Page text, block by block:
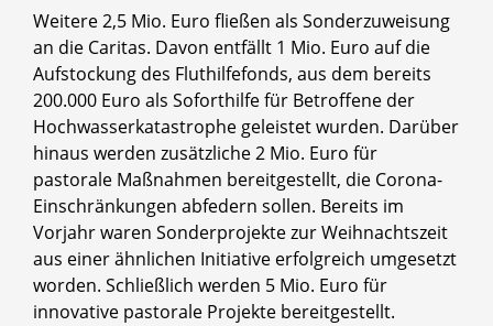
Weitere 2,5 Mio. Euro fließen als Sonderzuweisung
an die Caritas. Davon entfällt 1 Mio. Euro auf die
Aufstockung des Fluthilfefonds, aus dem bereits
200.000 Euro als Soforthilfe für Betroffene der
Hochwasserkatastrophe geleistet wurden. Darüber
hinaus werden zusätzliche 2 Mio. Euro für
pastorale Maßnahmen bereitgestellt, die Corona-
Einschränkungen abfedern sollen. Bereits im
Vorjahr waren Sonderprojekte zur Weihnachtszeit
aus einer ähnlichen Initiative erfolgreich umgesetzt
worden. Schließlich werden 5 Mio. Euro für
innovative pastorale Projekte bereitgestellt.